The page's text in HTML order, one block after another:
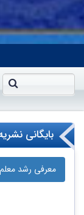
بایگانی
معرفی رشد معلم